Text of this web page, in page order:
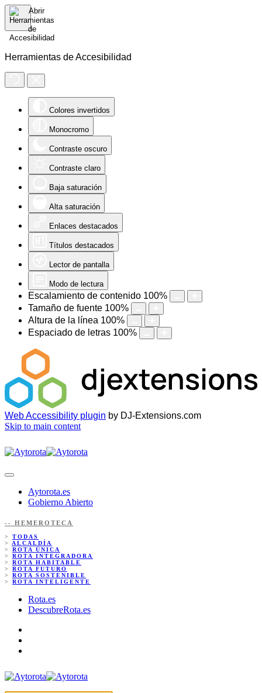
Herramientas de Accesibilidad
Colores invertidos
Monocromo
Contraste oscuro
Contraste claro
Baja saturación
Alta saturación
Enlaces destacados
Títulos destacados
Lector de pantalla
Modo de lectura
Escalamiento de contenido 100%
Tamaño de fuente 100%
Altura de la línea 100%
Espaciado de letras 100%
Web Accessibility plugin by DJ-Extensions.com
Skip to main content
Aytorota.es
Gobierno Abierto
-- HEMEROTECA
> TODAS
> ALCALDÍA
> ROTA ÚNICA
> ROTA INTEGRADORA
> ROTA HABITABLE
> ROTA FUTURO
> ROTA SOSTENIBLE
> ROTA INTELIGENTE
Rota.es
DescubreRota.es